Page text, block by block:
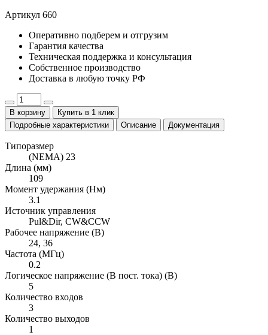
Артикул 660
Оперативно подберем и отгрузим
Гарантия качества
Техническая поддержка и консультация
Собственное производство
Доставка в любую точку РФ
В корзину
Купить в 1 клик
Подробные характеристики
Описание Документация
Типоразмер
(NEMA) 23
Длина (мм)
109
Момент удержания (Нм)
3.1
Источник управления
Pul&Dir, CW&CCW
Рабочее напряжение (В)
24, 36
Частота (МГц)
0.2
Логическое напряжение (В пост. тока) (В)
5
Количество входов
3
Количество выходов
1